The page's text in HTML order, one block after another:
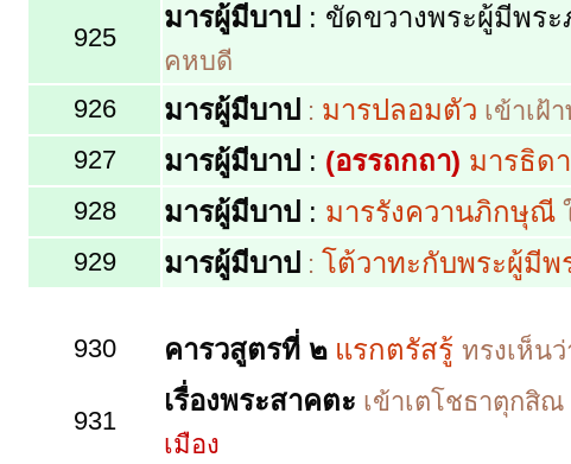
925
มารผู้มีบาป : ขัดขวางพระผู้มีพร
คหบดี
926
มารผู้มีบาป : มารปลอมตัว เข้าเฝ้
927
มารผู้มีบาป : (อรรถกถา) มารธิดา
928
มารผู้มีบาป : มารรังควานภิกษุณี
929
มารผู้มีบาป : โต้วาทะกับพระผู้มีพ
930 คารวสูตรที่ ๒ แรกตรัสรู้ ทรงเห็น
931
เรื่องพระสาคตะ เข้าเตโชธาตุกสิ
เมือง